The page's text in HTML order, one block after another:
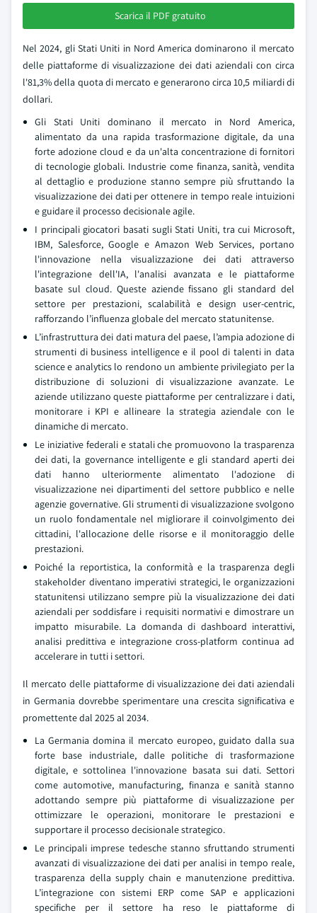
Scarica il PDF gratuito
Nel 2024, gli Stati Uniti in Nord America dominarono il mercato
delle piattaforme di visualizzazione dei dati aziendali con circa
l'81,3% della quota di mercato e generarono circa 10,5 miliardi di
dollari.
Gli Stati Uniti dominano il mercato in Nord America,
alimentato da una rapida trasformazione digitale, da una
forte adozione cloud e da un'alta concentrazione di fornitori
di tecnologie globali. Industrie come finanza, sanità, vendita
al dettaglio e produzione stanno sempre più sfruttando la
visualizzazione dei dati per ottenere in tempo reale intuizioni
e guidare il processo decisionale agile.
I principali giocatori basati sugli Stati Uniti, tra cui Microsoft,
IBM, Salesforce, Google e Amazon Web Services, portano
l'innovazione nella visualizzazione dei dati attraverso
l'integrazione dell'IA, l'analisi avanzata e le piattaforme
basate sul cloud. Queste aziende fissano gli standard del
settore per prestazioni, scalabilità e design user-centric,
rafforzando l’influenza globale del mercato statunitense.
L’infrastruttura dei dati matura del paese, l’ampia adozione di
strumenti di business intelligence e il pool di talenti in data
science e analytics lo rendono un ambiente privilegiato per la
distribuzione di soluzioni di visualizzazione avanzate. Le
aziende utilizzano queste piattaforme per centralizzare i dati,
monitorare i KPI e allineare la strategia aziendale con le
dinamiche di mercato.
Le iniziative federali e statali che promuovono la trasparenza
dei dati, la governance intelligente e gli standard aperti dei
dati hanno ulteriormente alimentato l'adozione di
visualizzazione nei dipartimenti del settore pubblico e nelle
agenzie governative. Gli strumenti di visualizzazione svolgono
un ruolo fondamentale nel migliorare il coinvolgimento dei
cittadini, l'allocazione delle risorse e il monitoraggio delle
prestazioni.
Poiché la reportistica, la conformità e la trasparenza degli
stakeholder diventano imperativi strategici, le organizzazioni
statunitensi utilizzano sempre più la visualizzazione dei dati
aziendali per soddisfare i requisiti normativi e dimostrare un
impatto misurabile. La domanda di dashboard interattivi,
analisi predittiva e integrazione cross-platform continua ad
accelerare in tutti i settori.
Il mercato delle piattaforme di visualizzazione dei dati aziendali
in Germania dovrebbe sperimentare una crescita significativa e
promettente dal 2025 al 2034.
La Germania domina il mercato europeo, guidato dalla sua
forte base industriale, dalle politiche di trasformazione
digitale, e sottolinea l'innovazione basata sui dati. Settori
come automotive, manufacturing, finanza e sanità stanno
adottando sempre più piattaforme di visualizzazione per
ottimizzare le operazioni, monitorare le prestazioni e
supportare il processo decisionale strategico.
Le principali imprese tedesche stanno sfruttando strumenti
avanzati di visualizzazione dei dati per analisi in tempo reale,
trasparenza della supply chain e manutenzione predittiva.
L’integrazione con sistemi ERP come SAP e applicazioni
specifiche per il settore ha reso le piattaforme di